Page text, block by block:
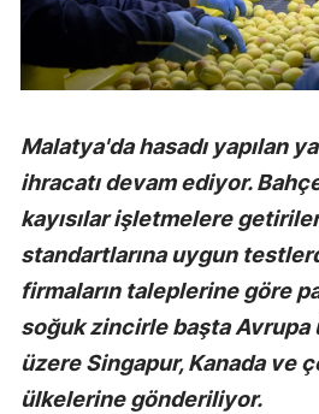
Malatya'da hasadı yapılan
ihracatı devam ediyor.
kayısılar işletmelere
standartlarına uygun
firmaların taleplerine göre
soğuk zincirle başta Avrupa
üzere Singapur, Kanada ve
ülkelerine gönderiliyor.